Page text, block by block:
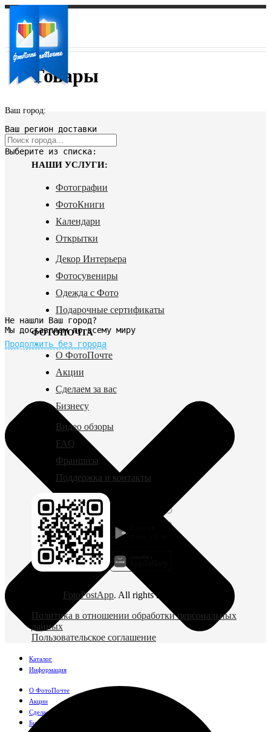
Ваш город:
Ваш регион доставки
Выберите из списка:
Не нашли Ваш город?
Мы доставляем по всему миру
Продолжить без города
Товары
НАШИ УСЛУГИ:
Фотографии
ФотоКниги
Календари
Открытки
Декор Интерьера
Фотосувениры
Одежда с Фото
Подарочные сертификаты
ФОТОПОЧТА
О ФотоПочте
Акции
Сделаем за вас
Бизнесу
Видео обзоры
FAQ
Франшиза
Поддержка и контакты
FotoPostApp. All rights reserved
Политика в отношении обработки персональных
данных
Пользовательское соглашение
Каталог
Информация
О ФотоПочте
Акции
Сделаем за вас
Бизнесу